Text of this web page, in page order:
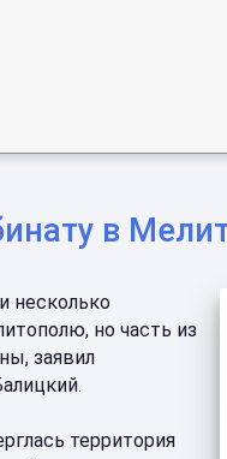
в
несколько
но часть из
заявил
территория